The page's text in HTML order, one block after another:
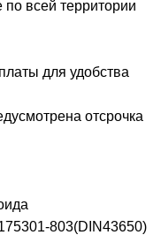
всей территории
для удобства
отсрочка
803(DIN43650)